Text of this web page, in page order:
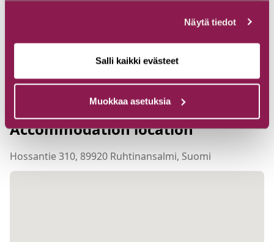
Näytä tiedot
Salli kaikki evästeet
Muokkaa asetuksia
Accommodation location
Hossantie 310, 89920 Ruhtinansalmi, Suomi